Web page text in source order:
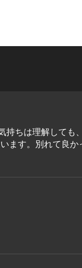
持ちは理解しても
ます。別れて良か